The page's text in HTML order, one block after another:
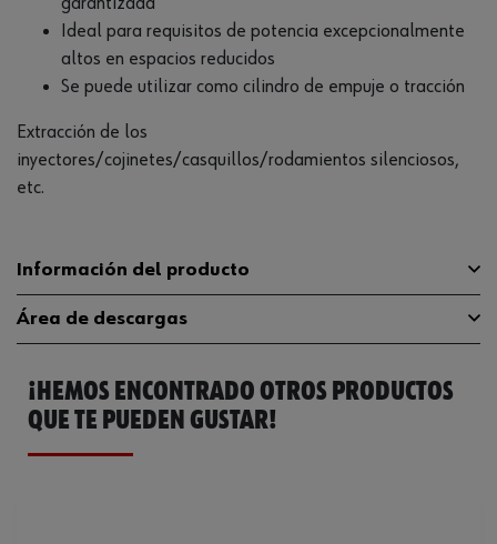
Ideal para requisitos de potencia excepcionalmente
altos en espacios reducidos
Se puede utilizar como cilindro de empuje o tracción
Extracción de los
inyectores/cojinetes/casquillos/rodamientos silenciosos,
etc.
Información del producto
Peso de carga máximo 12 t
Rosca de conexión M10M12M14M16M18
Peso del producto (por artículo)
Área de descargas
Catálogo General 1952004080
¡HEMOS ENCONTRADO OTROS PRODUCTOS
QUE TE PUEDEN GUSTAR!